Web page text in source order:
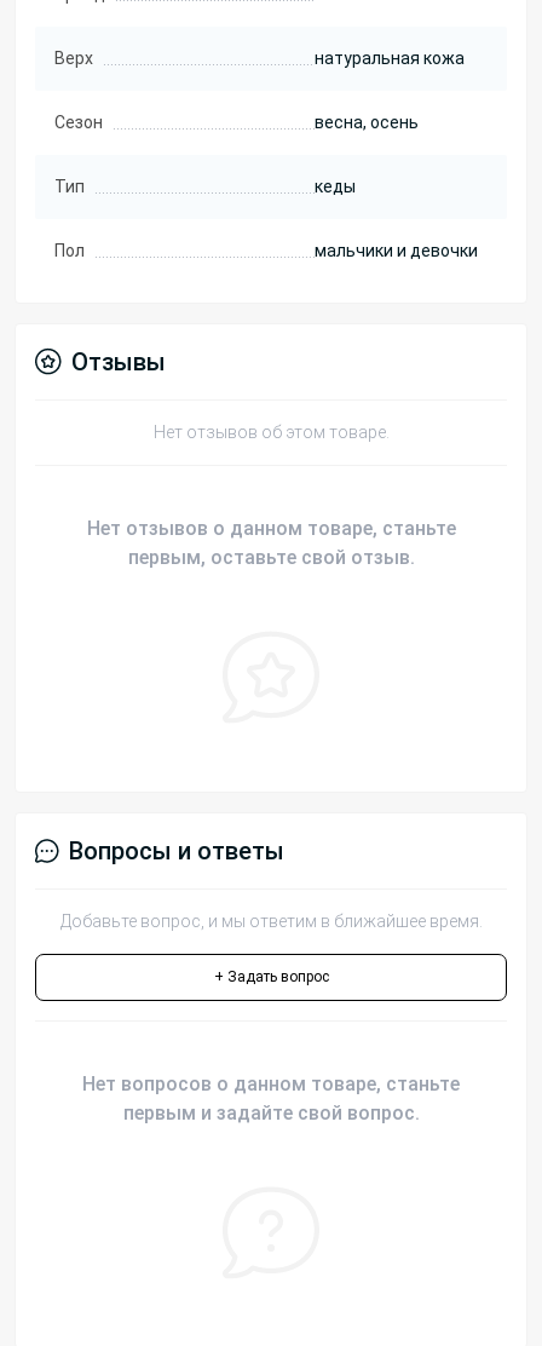
Верх натуральная кожа
Сезон весна, осень
Тип кеды
Пол мальчики и девочки
Отзывы
Нет отзывов об этом товаре.
Нет отзывов о данном товаре, станьте
первым, оставьте свой отзыв.
Вопросы и ответы
Добавьте вопрос, и мы ответим в ближайшее время.
+ Задать вопрос
Нет вопросов о данном товаре, станьте
первым и задайте свой вопрос.